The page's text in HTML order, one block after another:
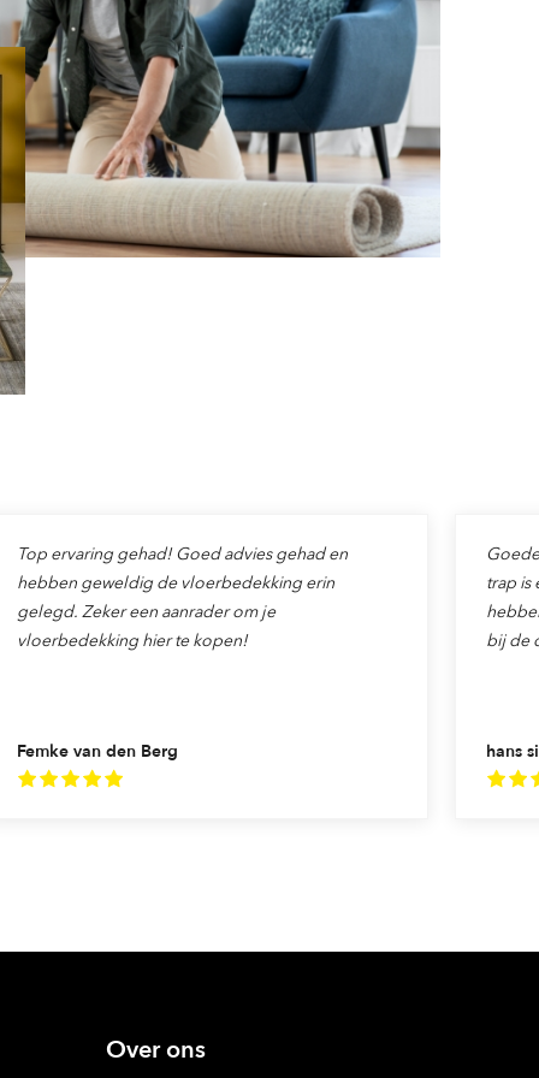
Femke van den Berg
Top ervaring gehad! Goed advies gehad en
hebben geweldig de vloerbedekking erin
gelegd. Zeker een aanrader om je
vloerbedekking hier te kopen!
hans
trap is
bij de
Over ons